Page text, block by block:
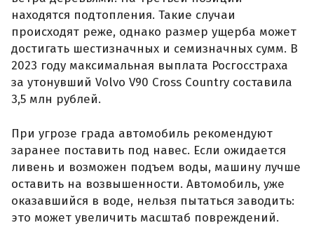
находятся подтопления. Такие случаи
происходят реже, однако размер ущерба может
достигать шестизначных и семизначных сумм. В
2023 году максимальная выплата Росгосстраха
за утонувший Volvo V90 Cross Country составила
3,5 млн рублей.
При угрозе града автомобиль рекомендуют
заранее поставить под навес. Если ожидается
ливень и возможен подъем воды, машину лучше
оставить на возвышенности. Автомобиль, уже
оказавшийся в воде, нельзя пытаться заводить:
это может увеличить масштаб повреждений.